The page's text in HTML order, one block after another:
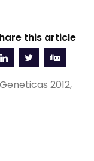
this article
2012,